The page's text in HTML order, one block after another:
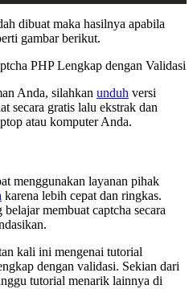
dibuat maka hasilnya apabila
gambar berikut.
Anda, silahkan unduh versi
secara gratis lalu ekstrak dan
atau komputer Anda.
menggunakan layanan pihak
karena lebih cepat dan ringkas.
membuat captcha secara
kali ini mengenai tutorial
dengan validasi. Sekian dari
tutorial menarik lainnya di